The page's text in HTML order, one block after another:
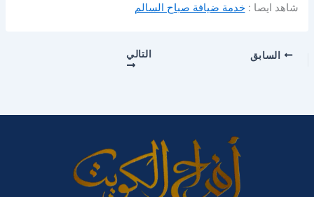
شاهد ايصا :خدمة ضيافة صباح السالم
السابق التالي